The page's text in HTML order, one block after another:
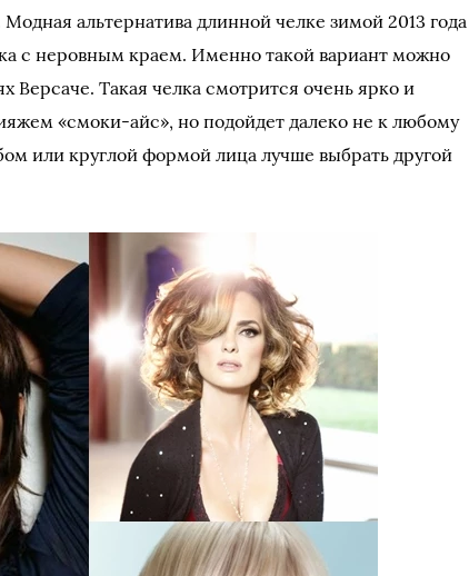
альтернатива длинной челке зимой 2013 года
с неровным краем. Именно такой вариант можно
Версаче. Такая челка смотрится очень ярко и
«смоки-айс», но подойдет далеко не к любому
или круглой формой лица лучше выбрать другой